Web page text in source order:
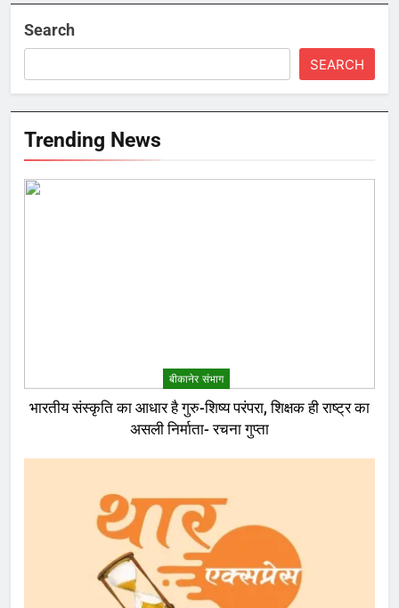
Search
SEARCH
Trending News
बीकानेर संभाग
भारतीय संस्कृति का आधार है गुरु-शिष्य परंपरा, शिक्षक ही राष्ट्र का
असली निर्माता- रचना गुप्ता